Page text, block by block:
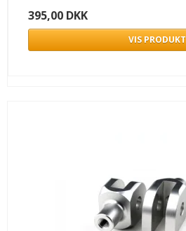
395,00 DKK
VIS PRODUKT